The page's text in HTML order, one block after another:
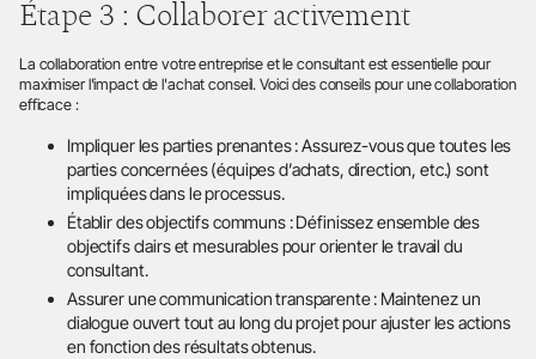
Étape 3 : Collaborer activement
La collaboration entre votre entreprise et le consultant est essentielle pour
maximiser l'impact de l'achat conseil. Voici des conseils pour une collaboration
efficace :
Impliquer les parties prenantes : Assurez-vous que toutes les
parties concernées (équipes d’achats, direction, etc.) sont
impliquées dans le processus.
Établir des objectifs communs : Définissez ensemble des
objectifs clairs et mesurables pour orienter le travail du
consultant.
Assurer une communication transparente : Maintenez un
dialogue ouvert tout au long du projet pour ajuster les actions
en fonction des résultats obtenus.